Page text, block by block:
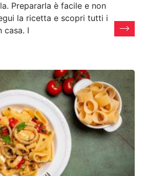
Prepararla è facile e non
la ricetta e scopri tutti i
casa. I